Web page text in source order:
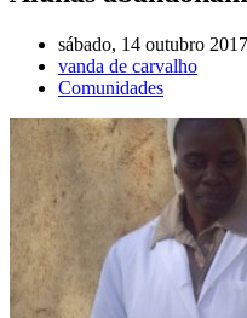
sábado, 14 outubro
vanda de carvalho
Comunidades